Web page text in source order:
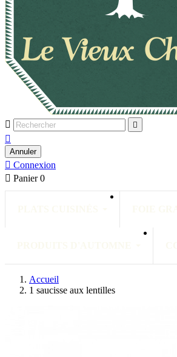
 

Annuler
 Connexion
 Panier 0
Accueil
1 saucisse aux lentilles